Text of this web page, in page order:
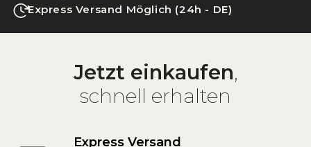
Express Versand Möglich (24h - DE)
Jetzt einkaufen,
schnell erhalten
Express Versand